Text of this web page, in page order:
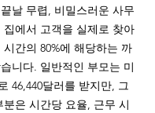
날 무렵, 비밀스러운 사무
집에서 고객을 실제로 찾아
간의 80%에 해당하는 까
니다. 일반적인 부모는 미
46,440달러를 받지만, 그
은 시간당 요율, 근무 시